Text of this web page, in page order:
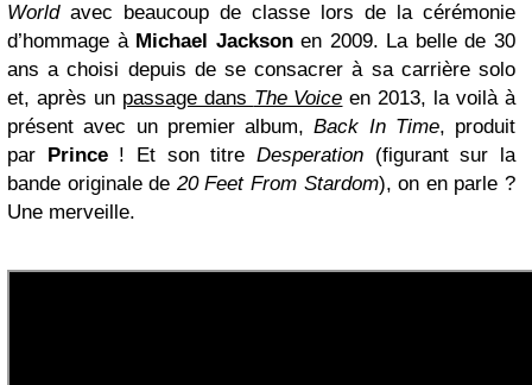
World avec beaucoup de classe lors de la cérémonie
d’hommage à Michael Jacksonen 2009. La belle de 30
ans a choisi depuis de se consacrer à sa carrière solo
et, après un passage dans The Voice en 2013, la voilà à
présent avec un premier album,Back In Time, produit
par Prince! Et son titreDesperation (figurant sur la
bande originale de 20 Feet From Stardom), on en parle ?
Une merveille.